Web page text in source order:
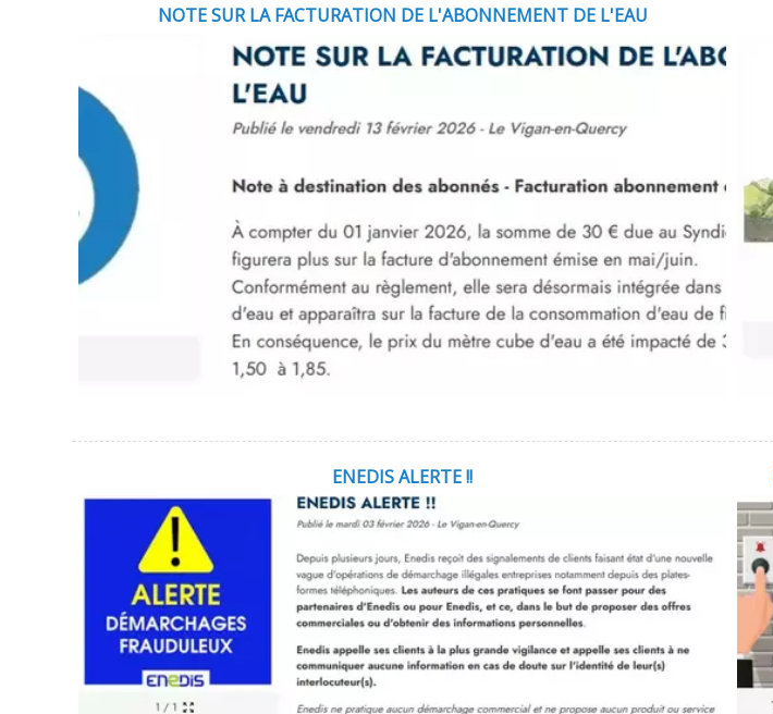
NOTE SUR LA FACTURATION DE L'ABONNEMENT DE L'EAU
ENEDIS ALERTE !!